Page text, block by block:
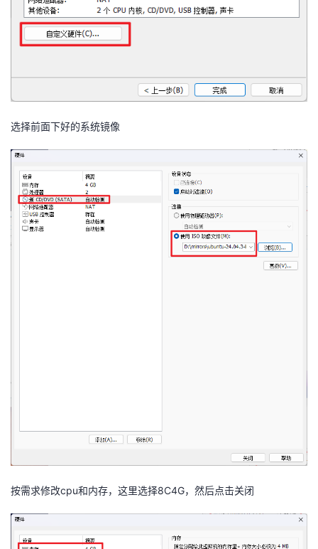
选择前面下好的系统镜像
按需求修改cpu和内存，这里选择8C4G，然后点击关闭